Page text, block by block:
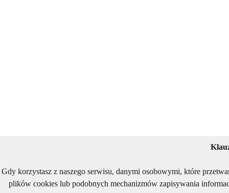
Gdy korzystasz z naszego serwisu, danymi osobowymi, które
plików cookies lub podobnych mechanizmów zapisywania